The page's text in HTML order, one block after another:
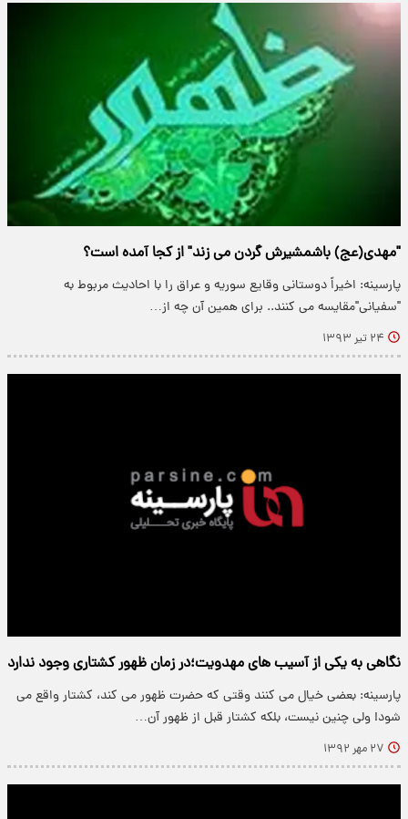
"مهدی(عج) باشمشیرش گردن می زند" از کجا آمده است؟
پارسینه: اخیراً دوستانی وقایع سوریه و عراق را با احادیث مربوط به
"سفیانی"مقایسه می کنند.. برای همین آن چه از…
۲۴ تیر ۱۳۹۳
نگاهی به یکی از آسیب های مهدویت؛در زمان ظهور کشتاری وجود ندارد
پارسینه: بعضی خیال می کنند وقتی که حضرت ظهور می کند، کشتار واقع می
شود! ولی چنین نیست، بلکه کشتار قبل از ظهور آن…
۲۷ مهر ۱۳۹۲